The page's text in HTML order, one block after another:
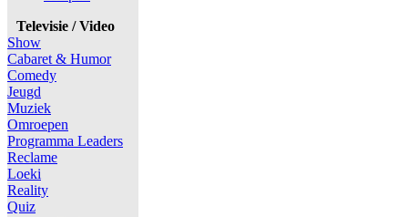
Televisie / Video
Show
Cabaret & Humor
Comedy
Jeugd
Muziek
Omroepen
Programma Leaders
Reclame
Loeki
Reality
Quiz